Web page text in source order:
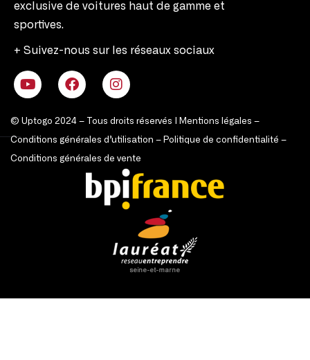
exclusive de voitures haut de gamme et
sportives.
+ Suivez-nous sur les réseaux sociaux
© Uptogo 2024 – Tous droits réservés | Mentions légales –
Conditions générales d’utilisation – Politique de confidentialité –
Conditions générales de vente